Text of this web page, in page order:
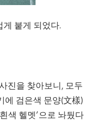
게 붙게 되었다.
진을 찾아보니, 모두
에 검은색 문양(文樣)
색 헬멧’으로 놔뒀다